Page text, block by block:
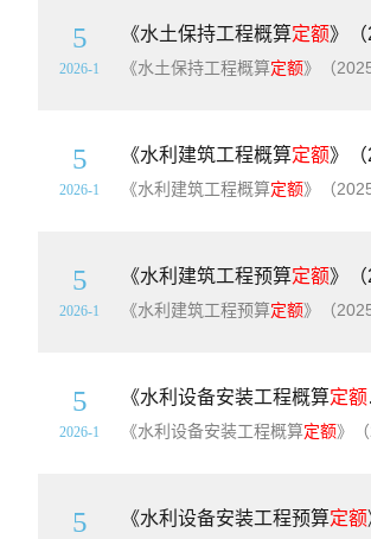
5
2026-1
《水土保持工程概算定额》（2025年版）（水
《水土保持工程概算定额》（2025年版）【高清PDF
5
2026-1
《水利建筑工程概算定额》（2025年版）（水总〔2024〕323号附件5）【上册、下册全】【
《水利建筑工程概算定额》（2025年版）【上册、下册
5
2026-1
《水利建筑工程预算定额》（2025年版）（水总〔
《水利建筑工程预算定额》（2025年版）【上册、下册全】【
5
2026-1
《水利设备安装工程概算定额
《水利设备安装工程概算定额》（2025年版）【
5 《水利设备安装工程预算定额